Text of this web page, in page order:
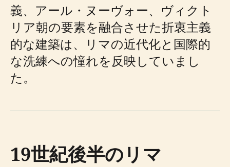
義、アール・ヌーヴォー、ヴィクト
リア朝の要素を融合させた折衷主義
的な建築は、リマの近代化と国際的
な洗練への憧れを反映していまし
た。
19世紀後半のリマ